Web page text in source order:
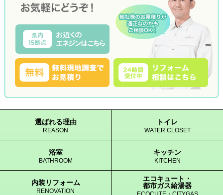
選ばれる理由
REASON
トイレ
WATER CLOSET
浴室
BATHROOM
キッチン
KITCHEN
内装リフォーム
RENOVATION
エコキュート・
都市ガス給湯器